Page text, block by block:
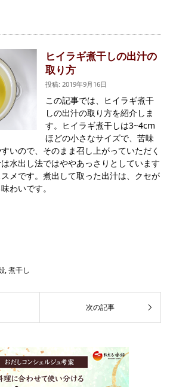
ヒイラギ煮干しの出汁の
取り方
投稿: 2019年9月16日
この記事では、ヒイラギ煮干
しの出汁の取り方を紹介しま
す。ヒイラギ煮干しは3~4cm
ほどの小さなサイズで、苦味
いので、そのまま召し上がっていただく
水出し法ではややあっさりとしています
メです。煮出して取った出汁は、クセが
わいです。
,煮干し